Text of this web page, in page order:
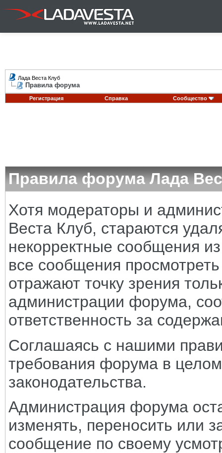
Лада Веста Клуб
Правила форума
Регистрация Справка Сообщество
Правила форума Лада
Хотя модераторы и
Веста Клуб, стараются
некорректные сообщения
все сообщения
отражают точку зрения
администрации форума,
ответственность за
Соглашаясь с нашими
требования форума в
законодательства.
Администрация форума
изменять, переносить или
сообщение по своему